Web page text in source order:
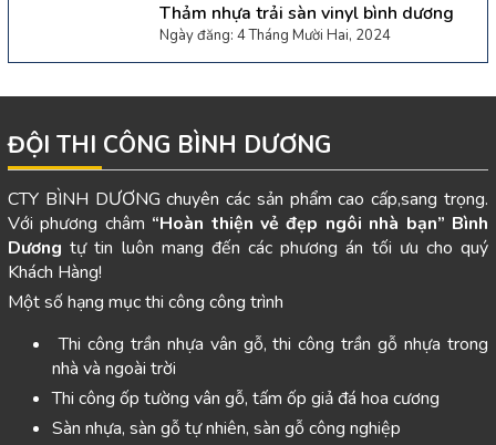
Thảm nhựa trải sàn vinyl bình dương
Ngày đăng: 4 Tháng Mười Hai, 2024
ĐỘI THI CÔNG BÌNH DƯƠNG
CTY BÌNH DƯƠNG chuyên các sản phẩm cao cấp,sang trọng.
Với phương châm “Hoàn thiện vẻ đẹp ngôi nhà bạn” Bình
Dươngtự tin luôn mang đến các phương án tối ưu cho quý
Khách Hàng!
Một số hạng mục thi công công trình
Thi công trần nhựa vân gỗ, thi công trần gỗ nhựa trong
nhà và ngoài trời
Thi công ốp tường vân gỗ, tấm ốp giả đá hoa cương
Sàn nhựa, sàn gỗ tự nhiên, sàn gỗ công nghiệp